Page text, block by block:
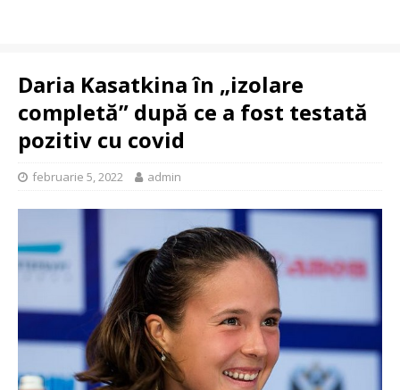
Daria Kasatkina în „izolare
completă” după ce a fost testată
pozitiv cu covid
februarie 5, 2022 admin